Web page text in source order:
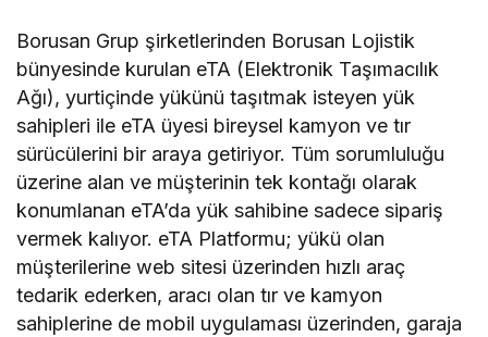
Borusan Grup şirketlerinden Borusan Lojistik
bünyesinde kurulan eTA (Elektronik Taşımacılık
Ağı), yurtiçinde yükünü taşıtmak isteyen yük
sahipleri ile eTA üyesi bireysel kamyon ve tır
sürücülerini bir araya getiriyor. Tüm sorumluluğu
üzerine alan ve müşterinin tek kontağı olarak
konumlanan eTA’da yük sahibine sadece sipariş
vermek kalıyor. eTA Platformu; yükü olan
müşterilerine web sitesi üzerinden hızlı araç
tedarik ederken, aracı olan tır ve kamyon
sahiplerine de mobil uygulaması üzerinden, garaja